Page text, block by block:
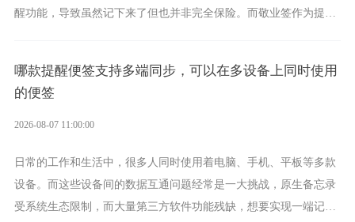
醒功能，导致虽然记下来了但也并非完全保险。而敬业签作为提醒
哪款提醒便签支持多端同步，可以在多设备上同时使用
的便签
2026-08-07 11:00:00
日常的工作和生活中，很多人同时使用着电脑、手机、平板等多款
设备。而这些设备间的数据互通问题经常是一大挑战，原生备忘录
受系统生态限制，而大量第三方软件功能残缺，想要实现一端记